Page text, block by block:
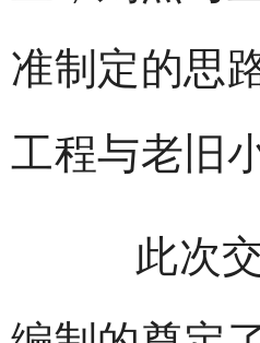
准制定的思
工程与老旧
此次交